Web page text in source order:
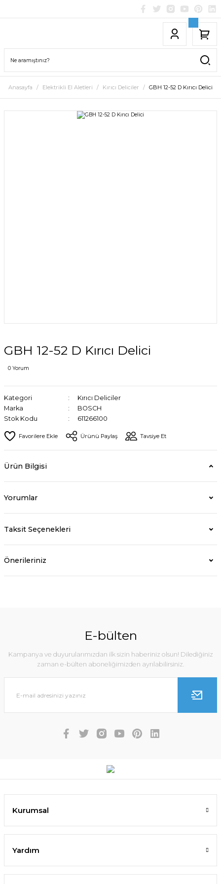
Anasayfa Elektrikli El Aletleri Kırıcı Deliciler GBH 12-52 D Kırıcı Delici
GBH 12-52 D Kırıcı Delici
0 Yorum
Kategori
Kırıcı Deliciler
Marka
BOSCH
Stok Kodu
611266100
Ürünü Paylaş Tavsiye Et
Ürün Bilgisi
Yorumlar
Taksit Seçenekleri
Önerileriniz
E-bülten
Kampanya ve duyurularımızdan ilk sizin haberiniz olsun! Dilediğiniz
zaman e-bülten aboneliğimizden ayrılabilirsiniz.
Kurumsal
Yardım